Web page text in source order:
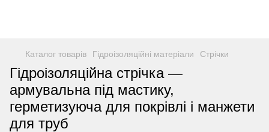
Каталог товарів Гідроізоляційні матеріали Стрічки
Гідроізоляційна стрічка —
армувальна під мастику,
герметизуюча для покрівлі і манжети
для труб